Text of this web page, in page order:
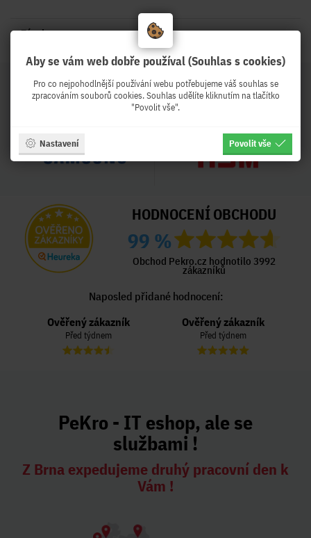
Záruka:
HODNOCENÍ OBCHODU
99 %
Obchod Pekro.cz hodnotilo 3992
zákazníků
Naposled přidané hodnocení:
Ověřený zákazník
Před týdnem
Ověřený zákazník
Před týdnem
PeKro - IT eshop, ale se
službami !
Z Brna expedujeme druhý pracovní den k
Vám !
Aby se vám web dobře používal (Souhlas s cookies)
Pro co nejpohodlnější používání webu potřebujeme váš souhlas se
zpracováním souborů cookies. Souhlas udělíte kliknutím na tlačítko
"Povolit vše".
Nastavení Povolit vše